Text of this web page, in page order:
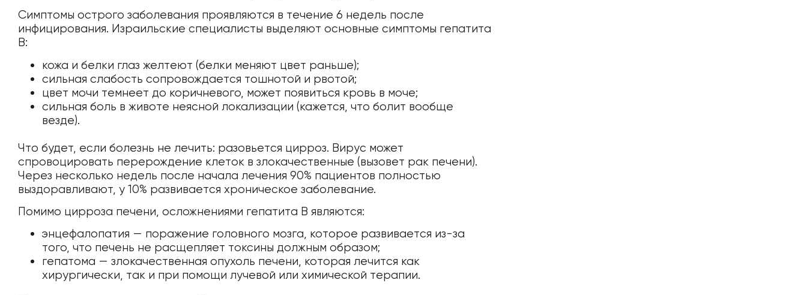
Симптомы острого заболевания проявляются в течение 6 недель после
инфицирования. Израильские специалисты выделяют основные симптомы гепатита
В:
кожа и белки глаз желтеют (белки меняют цвет раньше);
сильная слабость сопровождается тошнотой и рвотой;
цвет мочи темнеет до коричневого, может появиться кровь в моче;
сильная боль в животе неясной локализации (кажется, что болит вообще
везде).
Что будет, если болезнь не лечить: разовьется цирроз. Вирус может
спровоцировать перерождение клеток в злокачественные (вызовет рак печени).
Через несколько недель после начала лечения 90% пациентов полностью
выздоравливают, у 10% развивается хроническое заболевание.
Помимо цирроза печени, осложнениями гепатита B являются:
энцефалопатия — поражение головного мозга, которое развивается из-за
того, что печень не расщепляет токсины должным образом;
гепатома — злокачественная опухоль печени, которая лечится как
хирургически, так и при помощи лучевой или химической терапии.